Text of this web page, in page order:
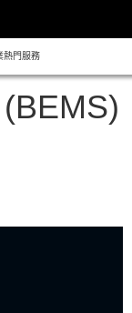
熱門服務